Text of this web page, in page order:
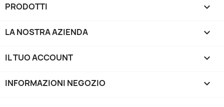
PRODOTTI 
LA NOSTRA AZIENDA 
IL TUO ACCOUNT 
INFORMAZIONI NEGOZIO keyboard_arrow_down